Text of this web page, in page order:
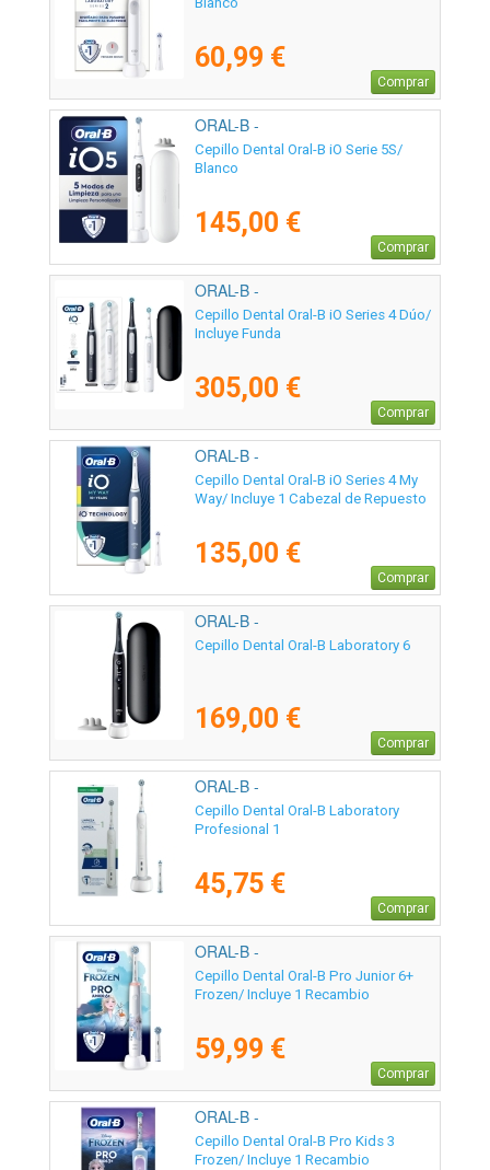
60,99 €
Comprar
ORAL-B -
Cepillo Dental Oral-B iO Serie 5S/
Blanco
145,00 €
Comprar
ORAL-B -
Cepillo Dental Oral-B iO Series 4 Dúo/
Incluye Funda
305,00 €
Comprar
ORAL-B -
Cepillo Dental Oral-B iO Series 4 My
Way/ Incluye 1 Cabezal de Repuesto
135,00 €
Comprar
ORAL-B -
Cepillo Dental Oral-B Laboratory 6
169,00 €
Comprar
ORAL-B -
Cepillo Dental Oral-B Laboratory
Profesional 1
45,75 €
Comprar
ORAL-B -
Cepillo Dental Oral-B Pro Junior 6+
Frozen/ Incluye 1 Recambio
59,99 €
Comprar
ORAL-B -
Cepillo Dental Oral-B Pro Kids 3
Frozen/ Incluye 1 Recambio